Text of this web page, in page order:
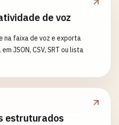
de voz
na faixa de voz e exporta
JSON, CSV, SRT ou lista
estruturados